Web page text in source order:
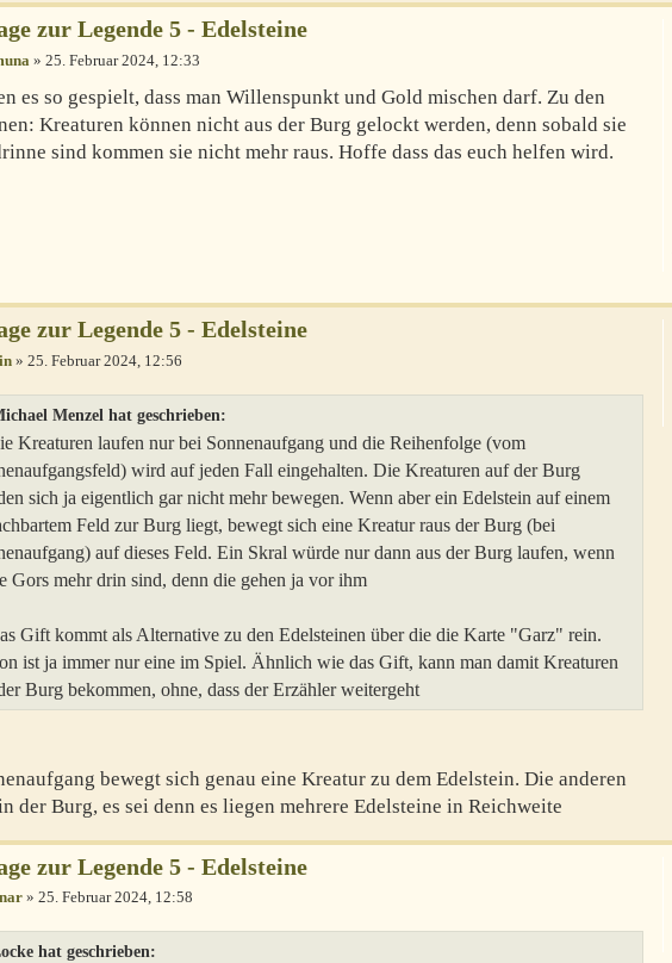
zur Legende 5 - Edelsteine
» 25. Februar 2024, 12:33
es so gespielt, dass man Willenspunkt und Gold mischen darf. Zu den
Kreaturen können nicht aus der Burg gelockt werden, denn sobald sie
sind kommen sie nicht mehr raus. Hoffe dass das euch helfen wird.
zur Legende 5 - Edelsteine
» 25. Februar 2024, 12:56
Menzel hat geschrieben:
Kreaturen laufen nur bei Sonnenaufgang und die Reihenfolge (vom
wird auf jeden Fall eingehalten. Die Kreaturen auf der Burg
sich ja eigentlich gar nicht mehr bewegen. Wenn aber ein Edelstein auf einem
Feld zur Burg liegt, bewegt sich eine Kreatur raus der Burg (bei
auf dieses Feld. Ein Skral würde nur dann aus der Burg laufen, wenn
Gors mehr drin sind, denn die gehen ja vor ihm
Gift kommt als Alternative zu den Edelsteinen über die die Karte "Garz" rein.
ist ja immer nur eine im Spiel. Ähnlich wie das Gift, kann man damit Kreaturen
Burg bekommen, ohne, dass der Erzähler weitergeht
bewegt sich genau eine Kreatur zu dem Edelstein. Die anderen
der Burg, es sei denn es liegen mehrere Edelsteine in Reichweite
zur Legende 5 - Edelsteine
» 25. Februar 2024, 12:58
hat geschrieben: